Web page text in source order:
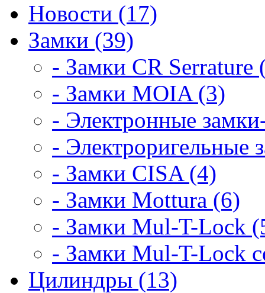
Новости (17)
Замки (39)
- Замки CR Serrature
- Замки MOIA (3)
- Электронные
-
- Замки CISA (4)
- Замки Mottura (6)
- Замки Mul-T-Lock
- Замки Mul-T-Lock
Цилиндры (13)